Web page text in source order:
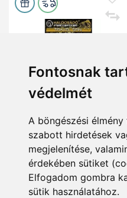
Fontosnak
védelmét
A böngészési
szabott hirdetések
megjelenítése,
érdekében sütiket
Elfogadom gombra
sütik használatához.
Travel Spin 240XH bot
+ orsó szett